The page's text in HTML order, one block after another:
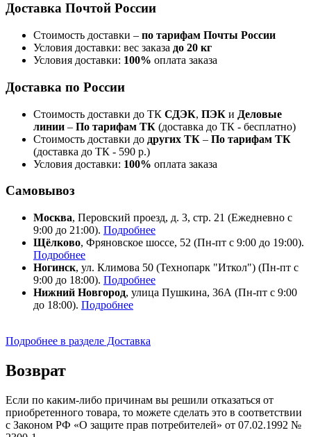
Доставка Почтой России
Стоимость доставки – по тарифам Почты России
Условия доставки: вес заказа до 20 кг
Условия доставки: 100% оплата заказа
Доставка по России
Стоимость доставки до ТК СДЭК, ПЭК и Деловые
линии – По тарифам ТК (доставка до ТК - бесплатно)
Стоимость доставки до других ТК – По тарифам ТК
(доставка до ТК - 590 р.)
Условия доставки: 100% оплата заказа
Самовывоз
Москва, Перовский проезд, д. 3, стр. 21 (Ежедневно с
9:00 до 21:00). Подробнее
Щёлково, Фряновское шоссе, 52 (Пн-пт с 9:00 до 19:00).
Подробнее
Ногинск, ул. Климова 50 (​Технопарк "Иткол") (Пн-пт с
9:00 до 18:00). Подробнее
Нижний Новгород, улица Пушкина, 36А (Пн-пт с 9:00
до 18:00). Подробнее
Подробнее в разделе Доставка
Возврат
Если по каким-либо причинам вы решили отказаться от
приобретенного товара, то можете сделать это в соответствии
с Законом РФ «О защите прав потребителей» от 07.02.1992 №